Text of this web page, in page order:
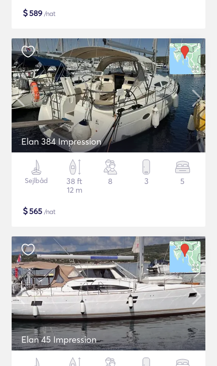
$589 /nat
Elan 384 Impression
Sejlbåd
38 ft
12 m
8 3 5
$565 /nat
Elan 45 Impression